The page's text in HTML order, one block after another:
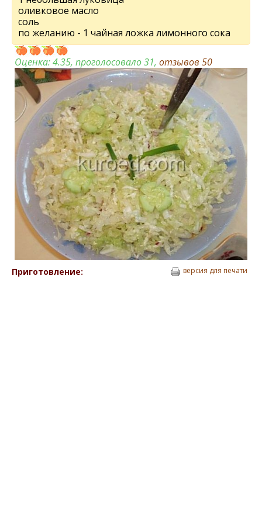
оливковое масло
соль
по желанию - 1 чайная ложка лимонного сока
Оценка:4.35, проголосовало 31, отзывов 50
Приготовление: версия для печати